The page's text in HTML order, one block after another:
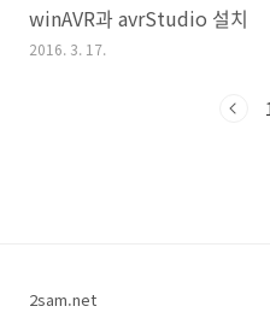
winAVR과 avrStudio 설치
2016. 3. 17.
2sam.net